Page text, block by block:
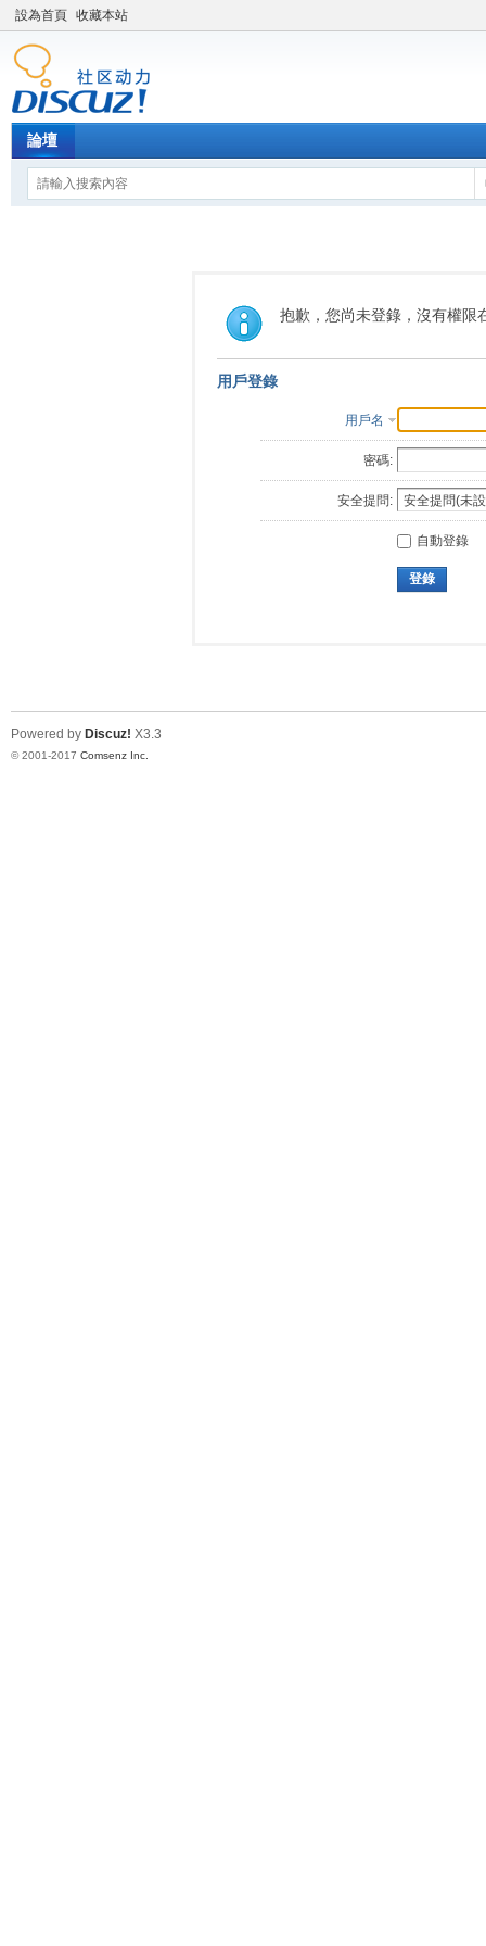
設為首頁 收藏本站
論壇
抱歉，您尚未登錄，沒有權限
用戶登錄
用戶名
密碼:
安全提問:
自動登錄
登錄
Powered by Discuz! X3.3
© 2001-2017 Comsenz Inc.